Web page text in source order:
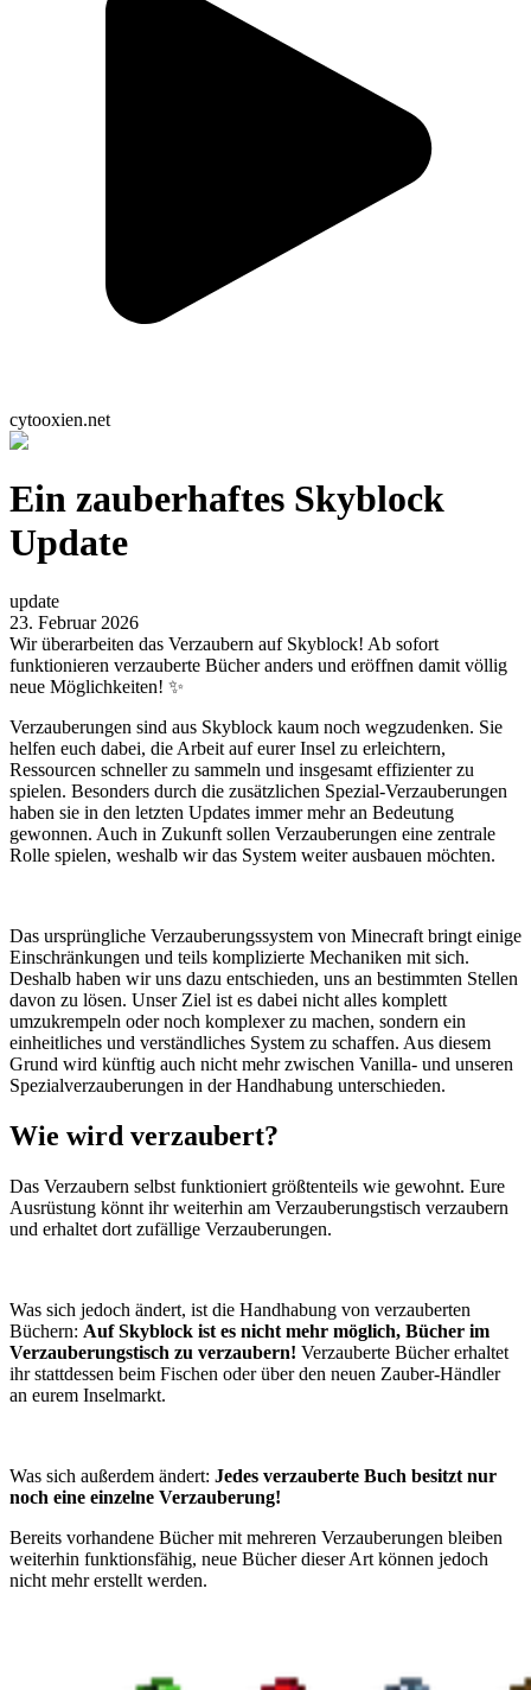
cytooxien.net
Ein zauberhaftes Skyblock
Update
update
23. Februar 2026
Wir überarbeiten das Verzaubern auf Skyblock! Ab sofort
funktionieren verzauberte Bücher anders und eröffnen damit völlig
neue Möglichkeiten! ✨
Verzauberungen sind aus Skyblock kaum noch wegzudenken. Sie
helfen euch dabei, die Arbeit auf eurer Insel zu erleichtern,
Ressourcen schneller zu sammeln und insgesamt effizienter zu
spielen. Besonders durch die zusätzlichen Spezial-Verzauberungen
haben sie in den letzten Updates immer mehr an Bedeutung
gewonnen. Auch in Zukunft sollen Verzauberungen eine zentrale
Rolle spielen, weshalb wir das System weiter ausbauen möchten.
Das ursprüngliche Verzauberungssystem von Minecraft bringt einige
Einschränkungen und teils komplizierte Mechaniken mit sich.
Deshalb haben wir uns dazu entschieden, uns an bestimmten Stellen
davon zu lösen. Unser Ziel ist es dabei nicht alles komplett
umzukrempeln oder noch komplexer zu machen, sondern ein
einheitliches und verständliches System zu schaffen. Aus diesem
Grund wird künftig auch nicht mehr zwischen Vanilla- und unseren
Spezialverzauberungen in der Handhabung unterschieden.
Wie wird verzaubert?
Das Verzaubern selbst funktioniert größtenteils wie gewohnt. Eure
Ausrüstung könnt ihr weiterhin am Verzauberungstisch verzaubern
und erhaltet dort zufällige Verzauberungen.
Was sich jedoch ändert, ist die Handhabung von verzauberten
Büchern: Auf Skyblock ist es nicht mehr möglich, Bücher im
Verzauberungstisch zu verzaubern! Verzauberte Bücher erhaltet
ihr stattdessen beim Fischen oder über den neuen Zauber-Händler
an eurem Inselmarkt.
Was sich außerdem ändert: Jedes verzauberte Buch besitzt nur
noch eine einzelne Verzauberung!
Bereits vorhandene Bücher mit mehreren Verzauberungen bleiben
weiterhin funktionsfähig, neue Bücher dieser Art können jedoch
nicht mehr erstellt werden.